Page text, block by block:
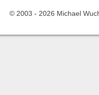
© 2003 - 2026 Michael